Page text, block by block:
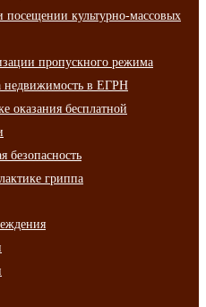
культурно-массовых
пропускного режима
недвижимость в ЕГРН
оказания бесплатной
безопасность
гриппа